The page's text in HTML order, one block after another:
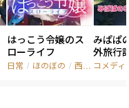
はっこう令嬢のス
ローライフ
日常 / ほのぼの / 西洋風
みぱぱ
外旅行
コメディ